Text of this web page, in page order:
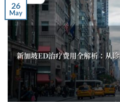
26
May